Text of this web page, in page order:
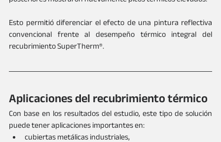
Esto permitió diferenciar el efecto de una pintura reflectiva
convencional frente al desempeño térmico integral del
recubrimiento SuperTherm®.
Aplicaciones del recubrimiento térmico
Con base en los resultados del estudio, este tipo de solución
puede tener aplicaciones importantes en:
cubiertas metálicas industriales,